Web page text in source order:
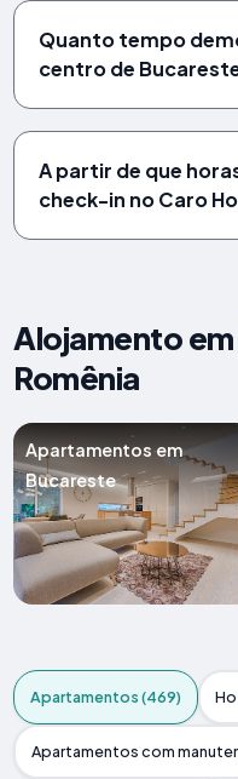
Quanto tempo
centro de
A partir de que
check-in no Caro
Alojamento
Romênia
Apartamentos em
Bucareste
Apartamentos (469)
Apartamentos com